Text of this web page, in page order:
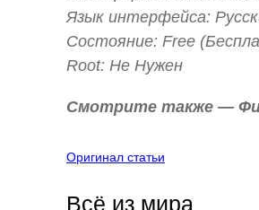
Язык интерфейса:
Состояние: Free
Root: Не Нужен
Смотрите также —
Оригинал статьи
Всё из мира